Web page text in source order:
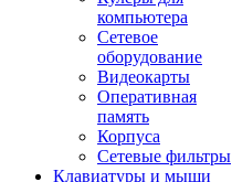
компьютера
Сетевое
оборудование
Видеокарты
Оперативная
память
Корпуса
Сетевые фильтры
Клавиатуры и мыши